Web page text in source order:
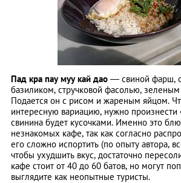
Пад кра пау муу кай дао ― свиной фарш,
базиликом, стручковой фасолью,
Подается он с рисом и жареным яйцом.
интересную вариацию, нужно произнести
свинина будет кусочками. Именно это
незнакомых кафе, так как согласно
его сложно испортить (по опыту автора,
чтобы ухудшить вкус, достаточно
кафе стоит от 40 до 60 батов, но могут
выглядите как неопытные туристы.